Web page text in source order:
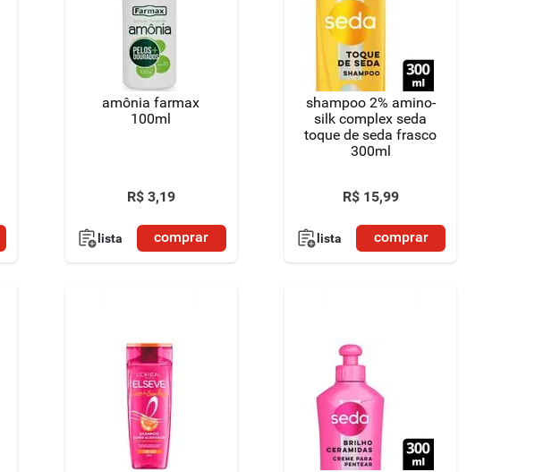
amônia farmax
100ml
R$ 3,19
lista comprar
shampoo 2% amino-
silk complex seda
toque de seda frasco
300ml
R$ 15,99
lista comprar